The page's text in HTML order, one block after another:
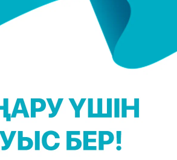
Қандағы қантты
ағзасына ең пайдалы
құрамындағы
пайдасы тіптен